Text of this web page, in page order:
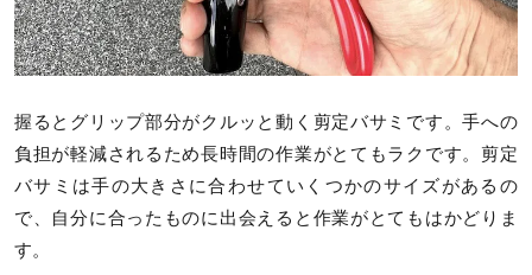
握るとグリップ部分がクルッと動く剪定バサミです。手への
負担が軽減されるため長時間の作業がとてもラクです。剪定
バサミは手の大きさに合わせていくつかのサイズがあるの
で、自分に合ったものに出会えると作業がとてもはかどりま
す。